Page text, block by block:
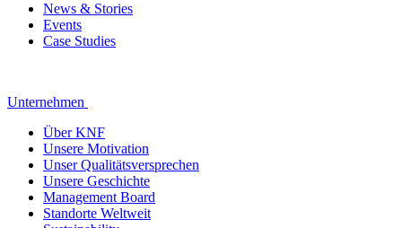
News & Stories
Events
Case Studies
Unternehmen
Über KNF
Unsere Motivation
Unser Qualitätsversprechen
Unsere Geschichte
Management Board
Standorte Weltweit